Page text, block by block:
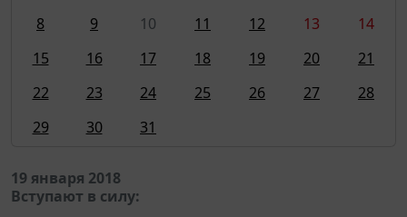
8
9 10 11 12 13
14
15
16 17 18 19 20
21
22
23 24 25 26 27
28
29
30 31
19 января 2018
Вступают в силу: